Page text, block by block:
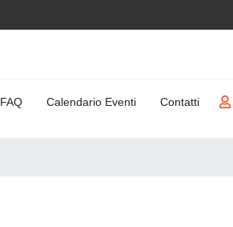
FAQ Calendario Eventi Contatti